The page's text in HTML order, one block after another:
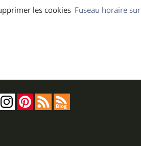
Fuseau horaire sur
les cookies